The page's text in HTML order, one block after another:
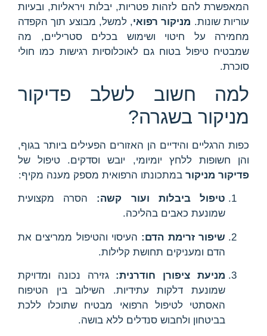
המאפשרת להם לזהות פטריות, יבלות ויראליות, ובעיות
עוריות שונות. מניקור רפואי, למשל, מבוצע תוך הקפדה
מחמירה על חיטוי ושימוש בכלים סטריליים, מה
שמבטיח טיפול בטוח גם לאוכלוסיות רגישות כמו חולי
סוכרת.
למה חשוב לשלב פדיקור
מניקור בשגרה?
כפות הרגליים והידיים הן האזורים הפעילים ביותר בגוף,
והן חשופות ללחץ יומיומי, יובש וסדקים. טיפול של
פדיקור מניקור במתכונתו הרפואית מספק מענה מקיף:
טיפול ביבלות ועור קשה: הסרה מקצועית
שמונעת כאבים בהליכה.
שיפור זרימת הדם: העיסוי והטיפול ממריצים את
הדם ומעניקים תחושת קלילות.
מניעת ציפורן חודרנית: גזירה נכונה ומדויקת
שמונעת דלקות עתידיות. השילוב בין הטיפוח
האסתטי לטיפול הרפואי מבטיח שתוכלו ללכת
בביטחון ולחבוש סנדלים ללא בושה.